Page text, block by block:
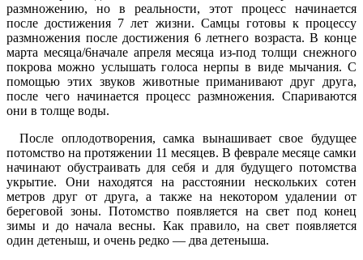
размножению, но в реальности, этот процесс начинается
после достижения 7 лет жизни. Самцы готовы к процессу
размножения после достижения 6 летнего возраста. В конце
марта месяца/6начале апреля месяца из-под толщи снежного
покрова можно услышать голоса нерпы в виде мычания. С
помощью этих звуков животные приманивают друг друга,
после чего начинается процесс размножения. Спариваются
они в толще воды.
После оплодотворения, самка вынашивает свое будущее
потомство на протяжении 11 месяцев. В феврале месяце самки
начинают обустраивать для себя и для будущего потомства
укрытие. Они находятся на расстоянии нескольких сотен
метров друг от друга, а также на некотором удалении от
береговой зоны. Потомство появляется на свет под конец
зимы и до начала весны. Как правило, на свет появляется
один детеныш, и очень редко — два детеныша.